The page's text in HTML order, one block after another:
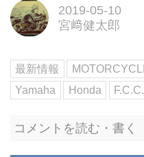
2019-05-10
宮﨑健太郎
最新情報
Yamaha
Honda F.C.C.
コメントを読む・書く